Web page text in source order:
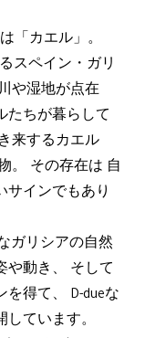
「カエル」。
スペイン・ガリ
や湿地が点在
たちが暮らして
来するカエル
。 その存在は 自
サインでもあり
ガリシアの自然
や動き、 そして
得て、 D-dueな
ています。